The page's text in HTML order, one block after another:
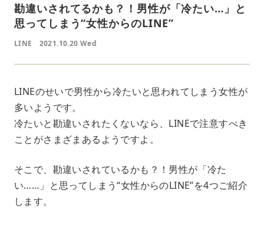
勘違いされてるかも？！男性が「冷たい…」と
思ってしまう“女性からのLINE”
LINE 2021.10.20 Wed
LINEのせいで男性から冷たいと思われてしまう女性が
多いようです。
冷たいと勘違いされたくないなら、LINEで注意すべき
ことがさまざまあるようですよ。
そこで、勘違いされているかも？！男性が「冷た
い……」と思ってしまう“女性からのLINE”を4つご紹介
します。